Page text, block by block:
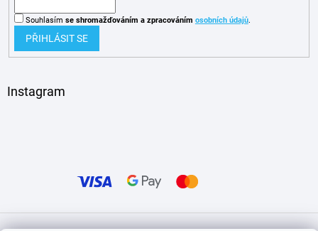
Souhlasím se shromažďováním a zpracováním osobních údajů.
PŘIHLÁSIT SE
Instagram